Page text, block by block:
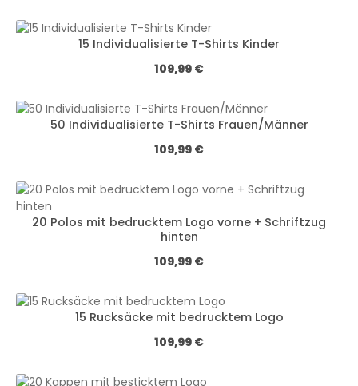
15 Individualisierte T-Shirts Kinder
Regulärer Preis:
109,99 €
50 Individualisierte T-Shirts Frauen/Männer
Regulärer Preis:
109,99 €
20 Polos mit bedrucktem Logo vorne + Schriftzug
hinten
Regulärer Preis:
109,99 €
15 Rucksäcke mit bedrucktem Logo
Regulärer Preis:
109,99 €